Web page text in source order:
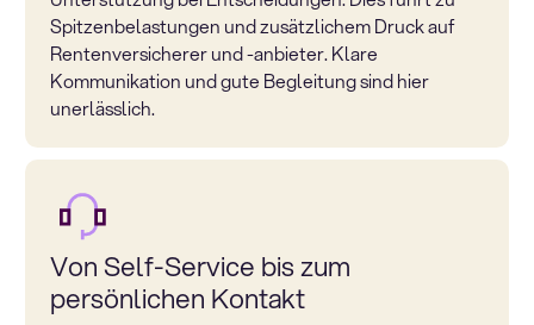
Spitzenbelastungen und zusätzlichem Druck auf
Rentenversicherer und -anbieter. Klare
Kommunikation und gute Begleitung sind hier
unerlässlich.
Von Self-Service bis zum
persönlichen Kontakt